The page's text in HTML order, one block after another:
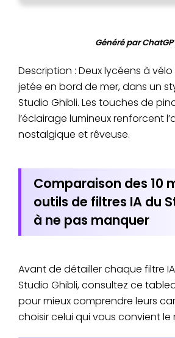
Généré par
Description : Deux lycéens à
jetée en bord de mer, dans un
Studio Ghibli. Les touches de
l’éclairage lumineux renforcent
nostalgique et rêveuse.
Comparaison des 10
outils de filtres IA du
à ne pas manquer
Avant de détailler chaque filtre
Studio Ghibli, consultez ce
pour mieux comprendre leurs
choisir celui qui vous convient le